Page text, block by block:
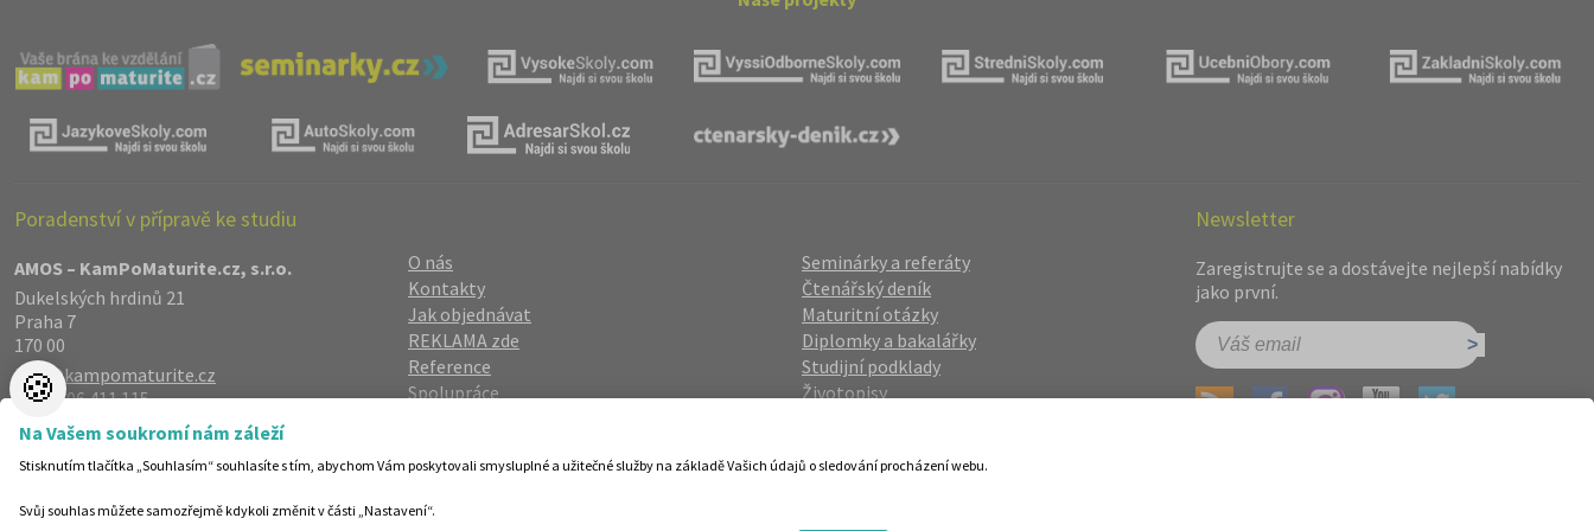
Poradenství v přípravě ke studiu
AMOS – KamPoMaturite.cz, s.r.o.
Dukelských hrdinů 21
Praha 7
170 00
info@kampomaturite.cz
+420 606 411 115
O nás
Kontakty
Jak objednávat
REKLAMA zde
Reference
Spolupráce
Helpdesk
Seminárky a referáty
Čtenářský deník
Maturitní otázky
Diplomky a bakalářky
Studijní podklady
Životopisy
Newsletter
Zaregistrujte se a dostávejte nejlepší nabídky
jako první.
🍪
Na Vašem soukromí nám záleží
Stisknutím tlačítka „Souhlasím“ souhlasíte s tím, abychom Vám poskytovali smysluplné a užitečné služby na základě Vašich údajů o sledování procházení webu.
Svůj souhlas můžete samozřejmě kdykoli změnit v části „Nastavení“.